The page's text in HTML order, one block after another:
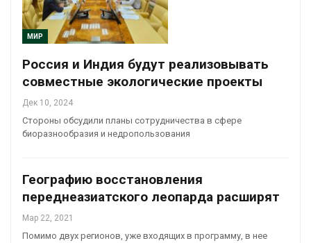
МИР
Россия и Индия будут реализовывать
совместные экологические проекты
Дек 10, 2024
Стороны обсудили планы сотрудничества в сфере
биоразнообразия и недропользования
Географию восстановления
переднеазиатского леопарда расширят
Мар 22, 2021
Помимо двух регионов, уже входящих в программу, в нее